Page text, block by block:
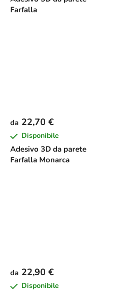
Farfalla
Adesivo 3D da parete
Farfalla Monarca
da 22,70 €
Disponibile
da 22,90 €
Disponibile